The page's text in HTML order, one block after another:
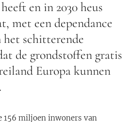
en in 2030 heus
met een dependance
het schitterende
de grondstoffen gratis
Europa kunnen
156 miljoen inwoners van